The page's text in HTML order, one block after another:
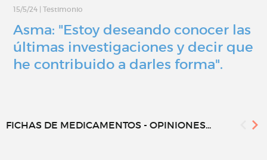
15/5/24 Testimonio
Asma: "Estoy deseando conocer las
últimas investigaciones y decir que
he contribuido a darles forma".
FICHAS DE MEDICAMENTOS - OPINIONES...